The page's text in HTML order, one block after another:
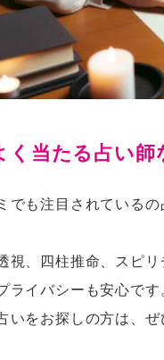
く当たる占い師
でも注目されている
視、四柱推命、スピ
ライバシーも安心で
いをお探しの方は、